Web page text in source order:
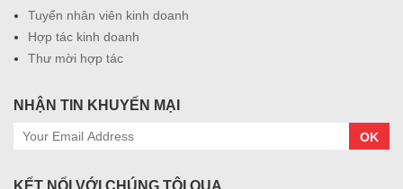
Tuyển nhân viên kinh doanh
Hợp tác kinh doanh
Thư mời hợp tác
NHẬN TIN KHUYẾN MẠI
OK